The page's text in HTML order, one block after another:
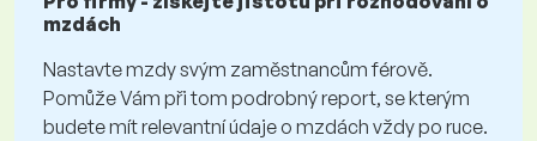
mzdách
Nastavte mzdy svým zaměstnancům férově.
Pomůže Vám při tom podrobný report, se kterým
budete mít relevantní údaje o mzdách vždy po ruce.